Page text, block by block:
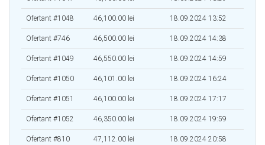
Ofertant #1048 46,100.00 lei 18.09.2024 13:52
Ofertant #746 46,500.00 lei 18.09.2024 14:38
Ofertant #1049 46,550.00 lei 18.09.2024 14:59
Ofertant #1050 46,101.00 lei 18.09.2024 16:24
Ofertant #1051 46,100.00 lei 18.09.2024 17:17
Ofertant #1052 46,350.00 lei 18.09.2024 19:59
Ofertant #810 47,112.00 lei 18.09.2024 20:58